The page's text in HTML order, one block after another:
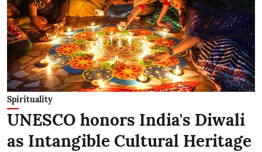
Spirituality
UNESCO honors India's Diwali
as Intangible Cultural Heritage